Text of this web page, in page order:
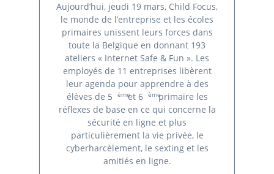
Aujourd’hui, jeudi 19 mars, Child Focus,
le monde de l’entreprise et les écoles
primaires unissent leurs forces dans
toute la Belgique en donnant 193
ateliers « Internet Safe & Fun ». Les
employés de 11 entreprises libèrent
leur agenda pour apprendre à des
élèves de 5
èmeet 6 èmeprimaire les
réflexes de base en ce qui concerne la
sécurité en ligne et plus
particulièrement la vie privée, le
cyberharcèlement, le sexting et les
amitiés en ligne.